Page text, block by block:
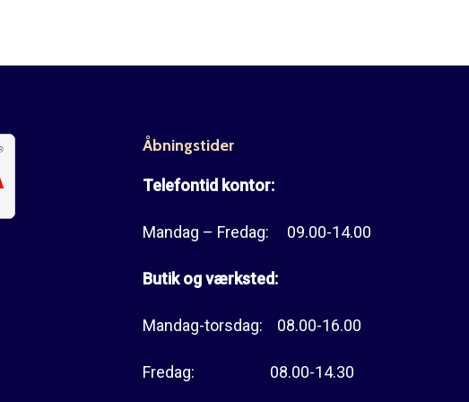
Åbningstider
Telefontid kontor:
Mandag – Fredag: 09.00-14.00
Butik og værksted:
Mandag-torsdag: 08.00-16.00
Fredag: 08.00-14.30